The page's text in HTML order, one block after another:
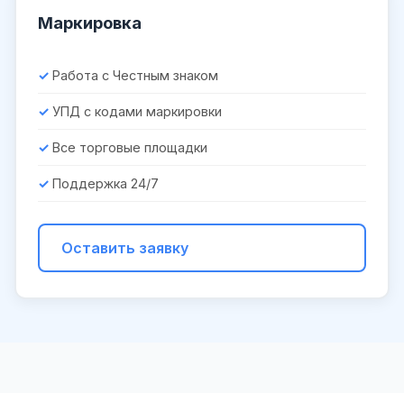
Маркировка
Работа с Честным знаком
УПД с кодами маркировки
Все торговые площадки
Поддержка 24/7
Оставить заявку